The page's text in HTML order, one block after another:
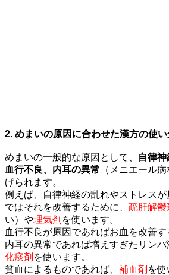
2. めまいの原因に合わせた漢方の使
めまいの一般的な原因として、
自律神
血行不良、内耳の異常 （メニエール病
げられます。
例えば、
自律神経の乱れやストレス
ではそれを改善するために、 疏肝解鬱
い） や理気剤 を使います。
血行不良が原因であればお血を改善す
内耳の異常であれば増えすぎたリンパ
化痰剤 を使います。
貧血によるものであれば、 補血剤 を使